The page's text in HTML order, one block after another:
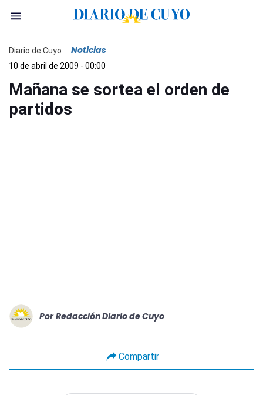
Diario de Cuyo Noticias
10 de abril de 2009 - 00:00
Mañana se sortea el orden de
partidos
Por Redacción Diario de Cuyo
Compartir